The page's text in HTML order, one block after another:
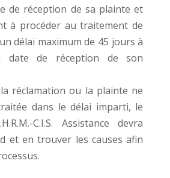
de réception de sa plainte et
à procéder au traitement de
délai maximum de 45 jours à
date de réception de son
réclamation ou la plainte ne
dans le délai imparti, le
C.I.S. Assistance devra
et en trouver les causes afin